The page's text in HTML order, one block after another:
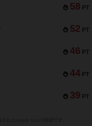
58 PT
52 PT
46 PT
44 PT
39 PT